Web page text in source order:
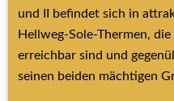
und II befindet sich in
Hellweg-Sole-Thermen,
erreichbar sind und
seinen beiden mächtigen